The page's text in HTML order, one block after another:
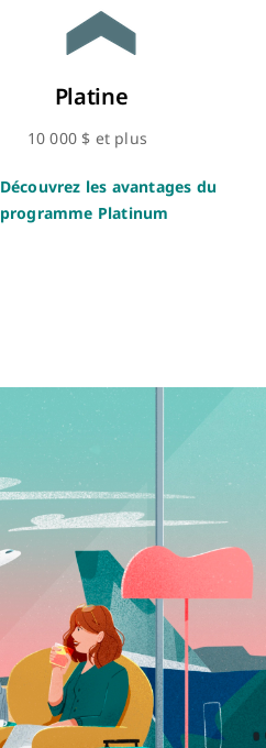
Platine
10 000 $ et plus
Découvrez les avantages du
programme Platinum